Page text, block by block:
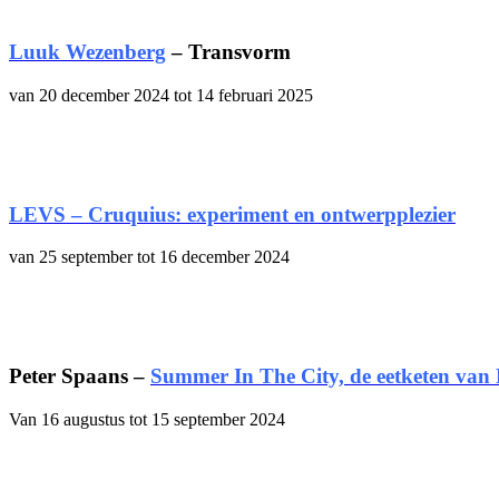
Luuk Wezenberg – Transvorm
van 20 december 2024 tot 14 februari 2025
LEVS – Cruquius: experiment en ontwerpplezier
van 25 september tot 16 december 2024
Peter Spaans – Summer In The City, de eetketen van
Van 16 augustus tot 15 september 2024